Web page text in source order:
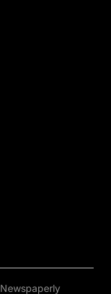
Newspaperly